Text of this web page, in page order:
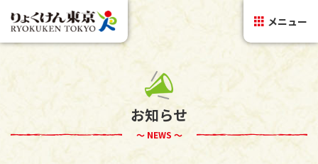
メニュー
お知らせ
～ NEWS ～